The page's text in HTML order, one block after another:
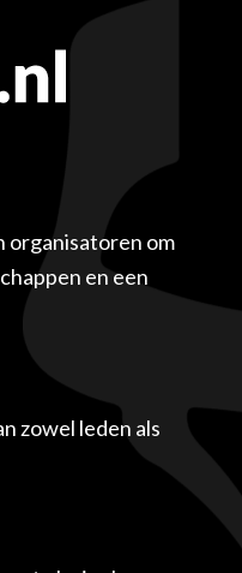
organisatoren om
en een
zowel leden als